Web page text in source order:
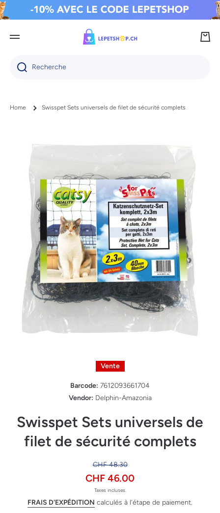
IGNORER ET PASSER AU CONTENU
Recherche
Home Swisspet Sets universels de filet de sécurité complets
Passer aux informations produits
Vente
Barcode: 7612093661704
Vendor: Delphin-Amazonia
Swisspet Sets universels de
filet de sécurité complets
CHF 48.30
CHF 46.00
Taxes incluses.
FRAIS D'EXPÉDITION calculés à l'étape de paiement.